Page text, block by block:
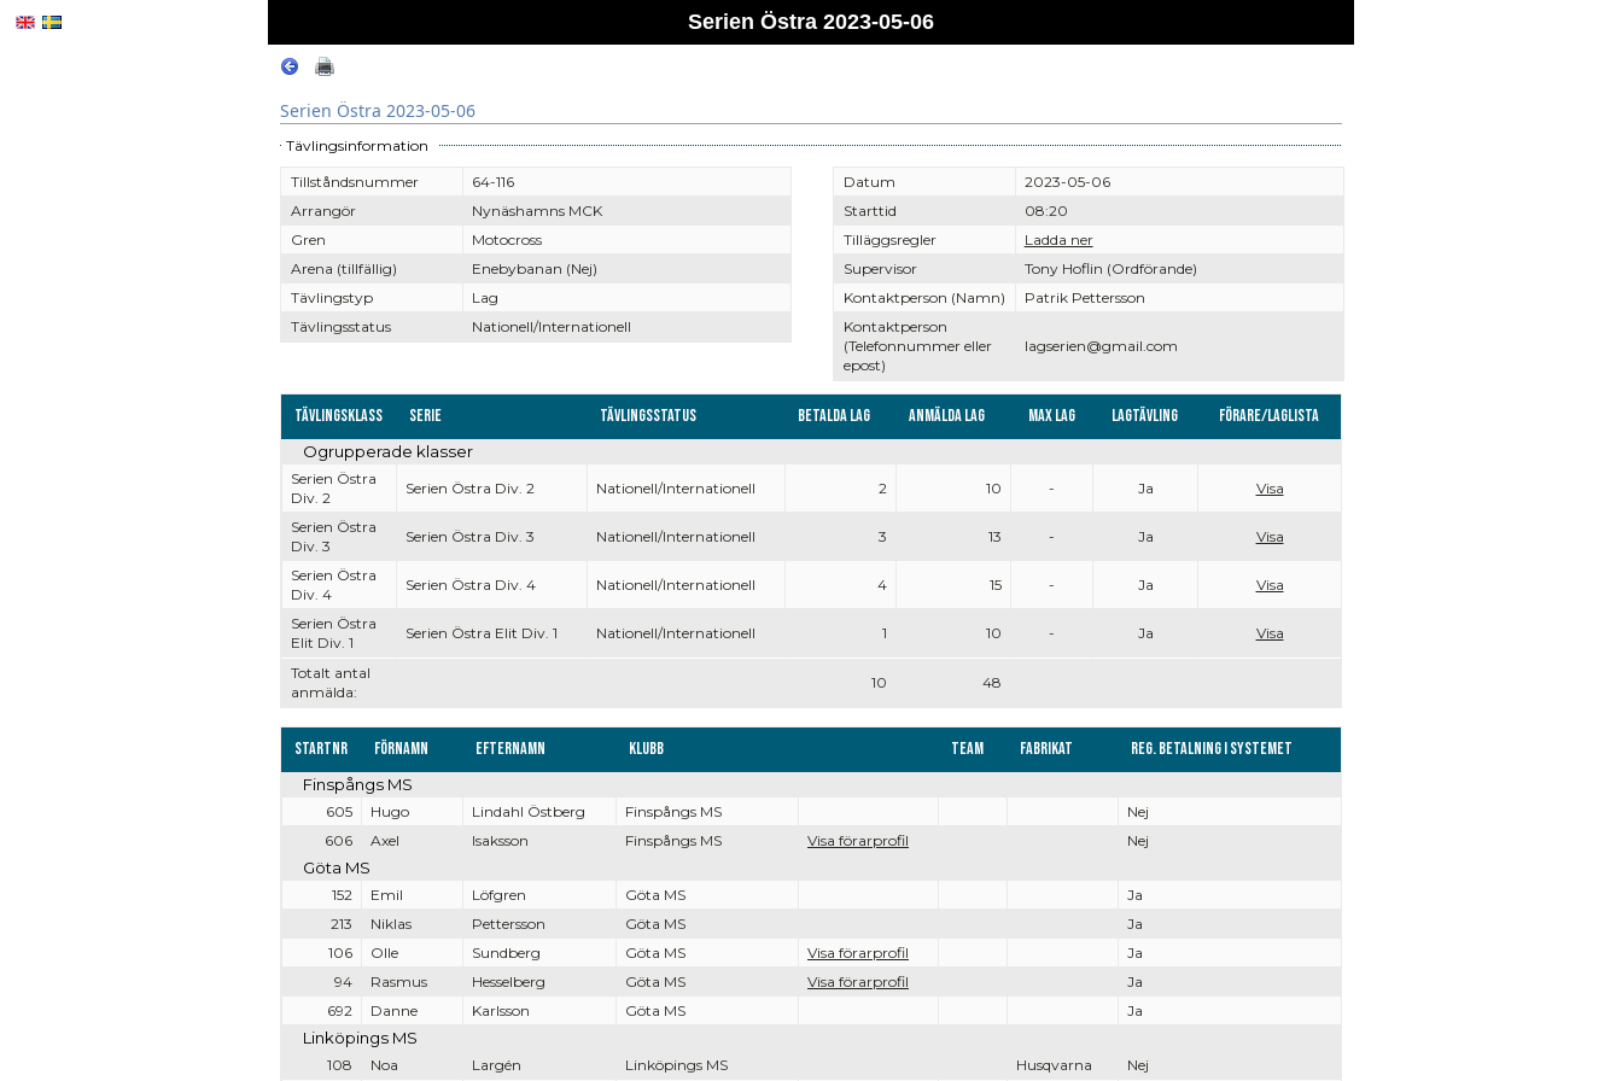
Serien Östra 2023-05-06
Serien Östra 2023-05-06
Tävlingsinformation
Tillståndsnummer
64-116
Arrangör
Nynäshamns MCK
Gren
Motocross
Arena (tillfällig)
Enebybanan (Nej)
Tävlingstyp
Lag
Tävlingsstatus
Nationell/Internationell
Datum
2023-05-06
Starttid
08:20
Tilläggsregler
Ladda ner
Supervisor
Tony Hoflin (Ordförande)
Kontaktperson (Namn)
Patrik Pettersson
Kontaktperson
(Telefonnummer eller
epost)
lagserien@gmail.com
Tävlingsklass Serie Tävlingsstatus Betalda lag Anmälda lag Max lag Lagtävling Förare/Laglista
Totalt antal
anmälda:
10 48
Ogrupperade klasser
Serien Östra
Div. 2
Serien Östra Div. 2 Nationell/Internationell 2 10 - Ja Visa
Serien Östra
Div. 3
Serien Östra Div. 3 Nationell/Internationell 3 13 - Ja Visa
Serien Östra
Div. 4
Serien Östra Div. 4 Nationell/Internationell 4 15 - Ja Visa
Serien Östra
Elit Div. 1
Serien Östra Elit Div. 1 Nationell/Internationell 1 10 - Ja Visa
Startnr Förnamn Efternamn Klubb Team Fabrikat Reg. Betalning i systemet
Finspångs MS
605 Hugo Lindahl Östberg Finspångs MS
Nej
606
Axel Isaksson Finspångs MS Visa förarprofil Nej
Göta MS
152 Emil Löfgren Göta MS
Ja
213
Niklas Pettersson Göta MS
Ja
106
Olle Sundberg Göta MS Visa förarprofil
Ja
94
Rasmus Hesselberg Göta MS Visa förarprofil
Ja
692
Danne Karlsson Göta MS Ja
Linköpings MS
108 Noa Largén Linköpings MS Husqvarna Nej